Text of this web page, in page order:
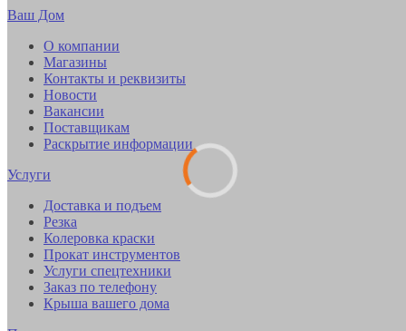
Ваш Дом
О компании
Магазины
Контакты и реквизиты
Новости
Вакансии
Поставщикам
Раскрытие информации
Услуги
Доставка и подъем
Резка
Колеровка краски
Прокат инструментов
Услуги спецтехники
Заказ по телефону
Крыша вашего дома